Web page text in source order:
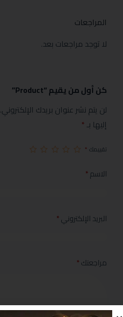
المراجعات
لا توجد مراجعات بعد.
كن أول من يقيم “Product”
لن يتم نشر عنوان بريدك الإلكتروني.
إليها بـ*
تقييمك *
الاسم*
البريد الإلكتروني*
مراجعتك*